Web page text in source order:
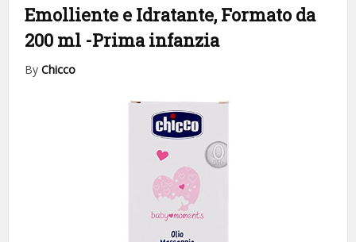
Emolliente e Idratante, Formato da
200 ml -Prima infanzia
ByChicco